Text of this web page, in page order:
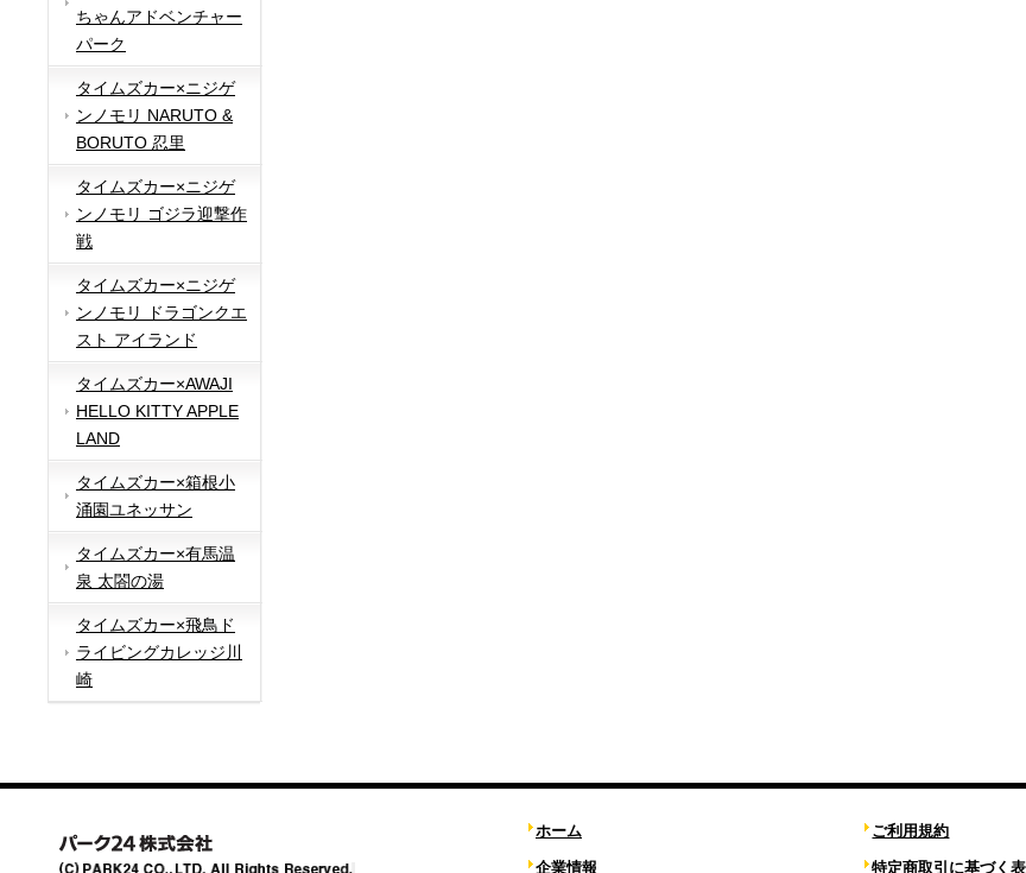
ちゃんアドベンチャー
パーク
タイムズカー×ニジゲ
ンノモリ NARUTO &
BORUTO 忍里
タイムズカー×ニジゲ
ンノモリ ゴジラ迎撃作
戦
タイムズカー×ニジゲ
ンノモリ ドラゴンクエ
スト アイランド
タイムズカー×AWAJI
HELLO KITTY APPLE
LAND
タイムズカー×箱根小
涌園ユネッサン
タイムズカー×有馬温
泉 太閤の湯
タイムズカー×飛鳥ド
ライビングカレッジ川
崎
ホーム
企業情報
ご利用規約
特定商取引に基づく